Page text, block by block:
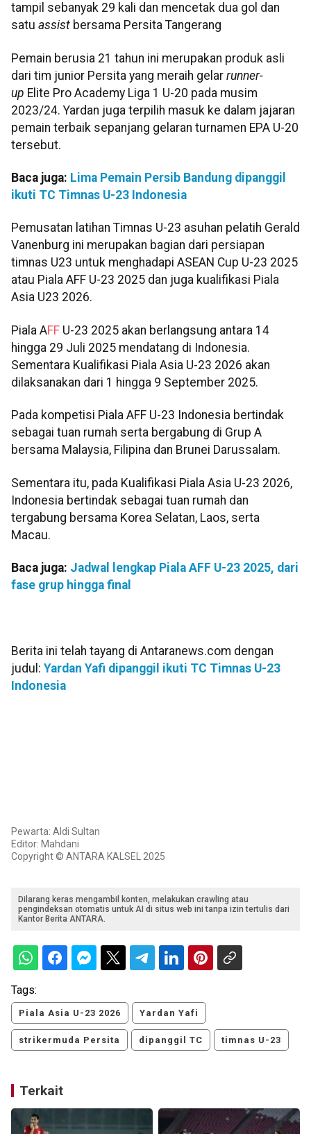
tampil sebanyak 29 kali dan mencetak dua gol dan
satu assist bersama Persita Tangerang
Pemain berusia 21 tahun ini merupakan produk asli
dari tim junior Persita yang meraih gelar runner-
up Elite Pro Academy Liga 1 U-20 pada musim
2023/24. Yardan juga terpilih masuk ke dalam jajaran
pemain terbaik sepanjang gelaran turnamen EPA U-20
tersebut.
Baca juga: Lima Pemain Persib Bandung dipanggil
ikuti TC Timnas U-23 Indonesia
Pemusatan latihan Timnas U-23 asuhan pelatih Gerald
Vanenburg ini merupakan bagian dari persiapan
timnas U23 untuk menghadapi ASEAN Cup U-23 2025
atau Piala AFF U-23 2025 dan juga kualifikasi Piala
Asia U23 2026.
Piala AFF U-23 2025 akan berlangsung antara 14
hingga 29 Juli 2025 mendatang di Indonesia.
Sementara Kualifikasi Piala Asia U-23 2026 akan
dilaksanakan dari 1 hingga 9 September 2025.
Pada kompetisi Piala AFF U-23 Indonesia bertindak
sebagai tuan rumah serta bergabung di Grup A
bersama Malaysia, Filipina dan Brunei Darussalam.
Sementara itu, pada Kualifikasi Piala Asia U-23 2026,
Indonesia bertindak sebagai tuan rumah dan
tergabung bersama Korea Selatan, Laos, serta
Macau.
Baca juga: Jadwal lengkap Piala AFF U-23 2025, dari
fase grup hingga final
Berita ini telah tayang di Antaranews.com dengan
judul: Yardan Yafi dipanggil ikuti TC Timnas U-23
Indonesia
Pewarta: Aldi Sultan
Editor: Mahdani
Copyright © ANTARA KALSEL 2025
Dilarang keras mengambil konten, melakukan crawling atau
pengindeksan otomatis untuk AI di situs web ini tanpa izin tertulis dari
Kantor Berita ANTARA.
Tags:
Piala Asia U-23 2026 Yardan Yafi
strikermuda Persita dipanggil TC timnas U-23
Terkait